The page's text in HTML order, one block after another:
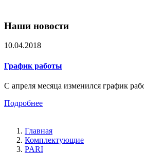
Наши новости
10.04.2018
График работы
С апреля месяца изменился график
Подробнее
Главная
Комплектующие
PARI